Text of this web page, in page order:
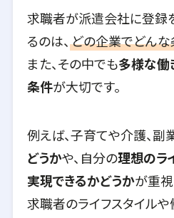
求職者が派遣会社に登録
るのは、 どの企業でどん
また、その中でも多様な働
条件が大切です。
例えば、子育てや介護、副
どうかや、自分の理想のラ
実現できるかどうかが重視
求職者のライフスタイル